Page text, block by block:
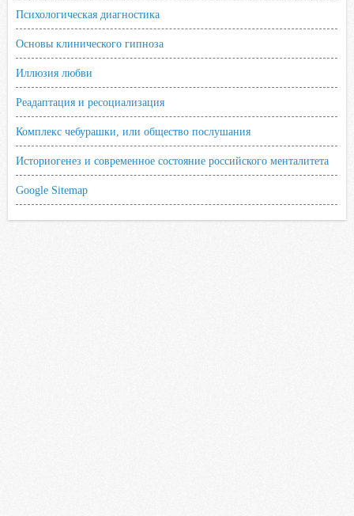
Психологическая диагностика
Основы клинического гипноза
Иллюзия любви
Реадаптация и ресоциализация
Комплекс чебурашки, или общество послушания
Историогенез и современное состояние российского менталитета
Google Sitemap